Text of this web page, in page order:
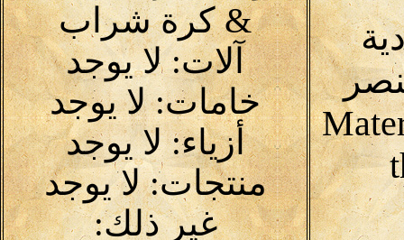
& كرة شراب
آلات: لا يوجد
خامات: لا يوجد
أزياء: لا يوجد
منتجات: لا يوجد
غير ذلك: